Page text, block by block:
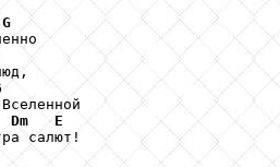
G
Dm
E
салют!